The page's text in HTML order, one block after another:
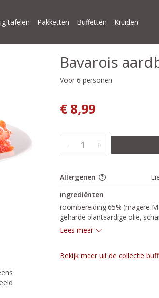
tafelen Pakketten Buffetten Kruiden
Bavarois
Voor 6 personen
€ 8,99
– +
Allergenen
Ingrediënten
roombereiding 65% (magere
geharde plantaardige olie,
emulgatoren: E433, E471,
kleurstoffen: beta-caroteen en
Lees meer
Bekijk meer uit de collectie